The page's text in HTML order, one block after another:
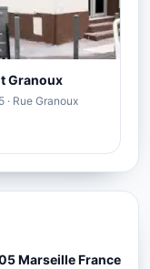
Granoux
Rue Granoux
Marseille France